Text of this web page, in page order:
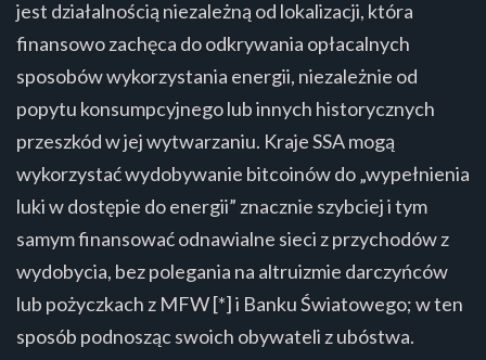
jest działalnością niezależną od lokalizacji, która
finansowo zachęca do odkrywania opłacalnych
sposobów wykorzystania energii, niezależnie od
popytu konsumpcyjnego lub innych historycznych
przeszkód w jej wytwarzaniu. Kraje SSA mogą
wykorzystać wydobywanie bitcoinów do „wypełnienia
luki w dostępie do energii” znacznie szybciej i tym
samym finansować odnawialne sieci z przychodów z
wydobycia, bez polegania na altruizmie darczyńców
lub pożyczkach z MFW [*] i Banku Światowego; w ten
sposób podnosząc swoich obywateli z ubóstwa.